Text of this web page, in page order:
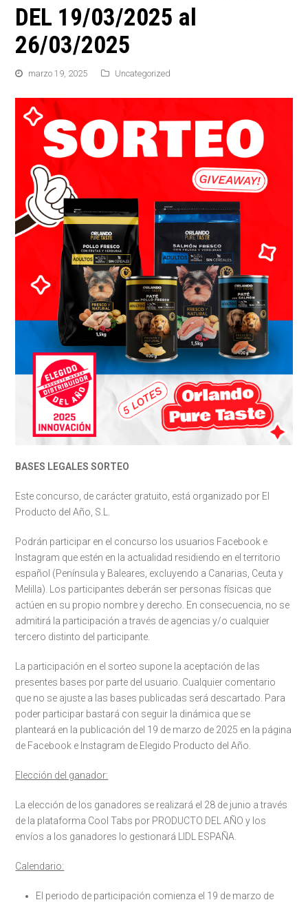
DEL 19/03/2025 al
26/03/2025
marzo 19, 2025 Uncategorized
BASES LEGALES SORTEO
Este concurso, de carácter gratuito, está organizado por El
Producto del Año, S.L.
Podrán participar en el concurso los usuarios Facebook e
Instagram que estén en la actualidad residiendo en el territorio
español (Península y Baleares, excluyendo a Canarias, Ceuta y
Melilla). Los participantes deberán ser personas físicas que
actúen en su propio nombre y derecho. En consecuencia, no se
admitirá la participación a través de agencias y/o cualquier
tercero distinto del participante.
La participación en el sorteo supone la aceptación de las
presentes bases por parte del usuario. Cualquier comentario
que no se ajuste a las bases publicadas será descartado. Para
poder participar bastará con seguir la dinámica que se
planteará en la publicación del 19 de marzo de 2025 en la página
de Facebook e Instagram de Elegido Producto del Año.
Elección del ganador:
La elección de los ganadores se realizará el 28 de junio a través
de la plataforma Cool Tabs por PRODUCTO DEL AÑO y los
envíos a los ganadores lo gestionará LIDL ESPAÑA.
Calendario:
El periodo de participación comienza el 19 de marzo de